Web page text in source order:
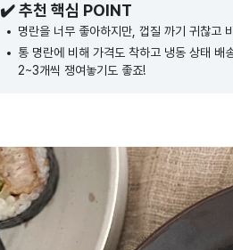
✔️ 추천 핵심 POINT
명란을 너무 좋아하지만, 껍질 까기 귀찮고
통 명란에 비해 가격도 착하고 냉동 상태 배
2~3개씩 쟁여놓기도 좋죠!